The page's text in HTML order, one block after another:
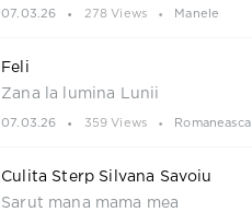
07.03.26 278 Views Manele
Feli
Zana la lumina Lunii
07.03.26 359 Views Romaneasca
Culita Sterp Silvana Savoiu
Sarut mana mama mea